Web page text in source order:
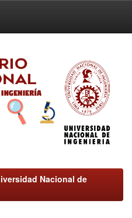
Nacional de